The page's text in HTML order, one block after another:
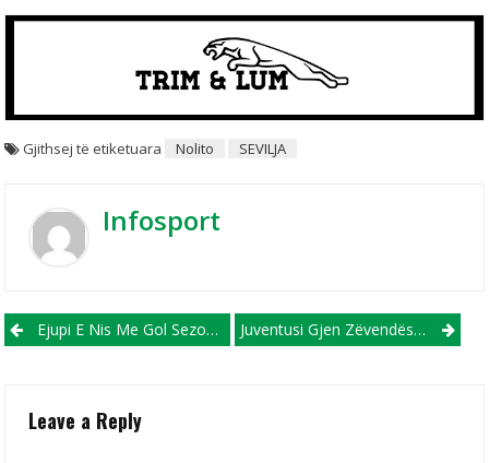
Gjithsej të etiketuara Nolito SEVILJA
Infosport
Post navigation
Ejupi E Nis Me Gol Sezonin E Ri Në Kampionatin Kroat (VIDEO) Juventusi Gjen Zëvendësuesin E Bonuçit!
Leave a Reply